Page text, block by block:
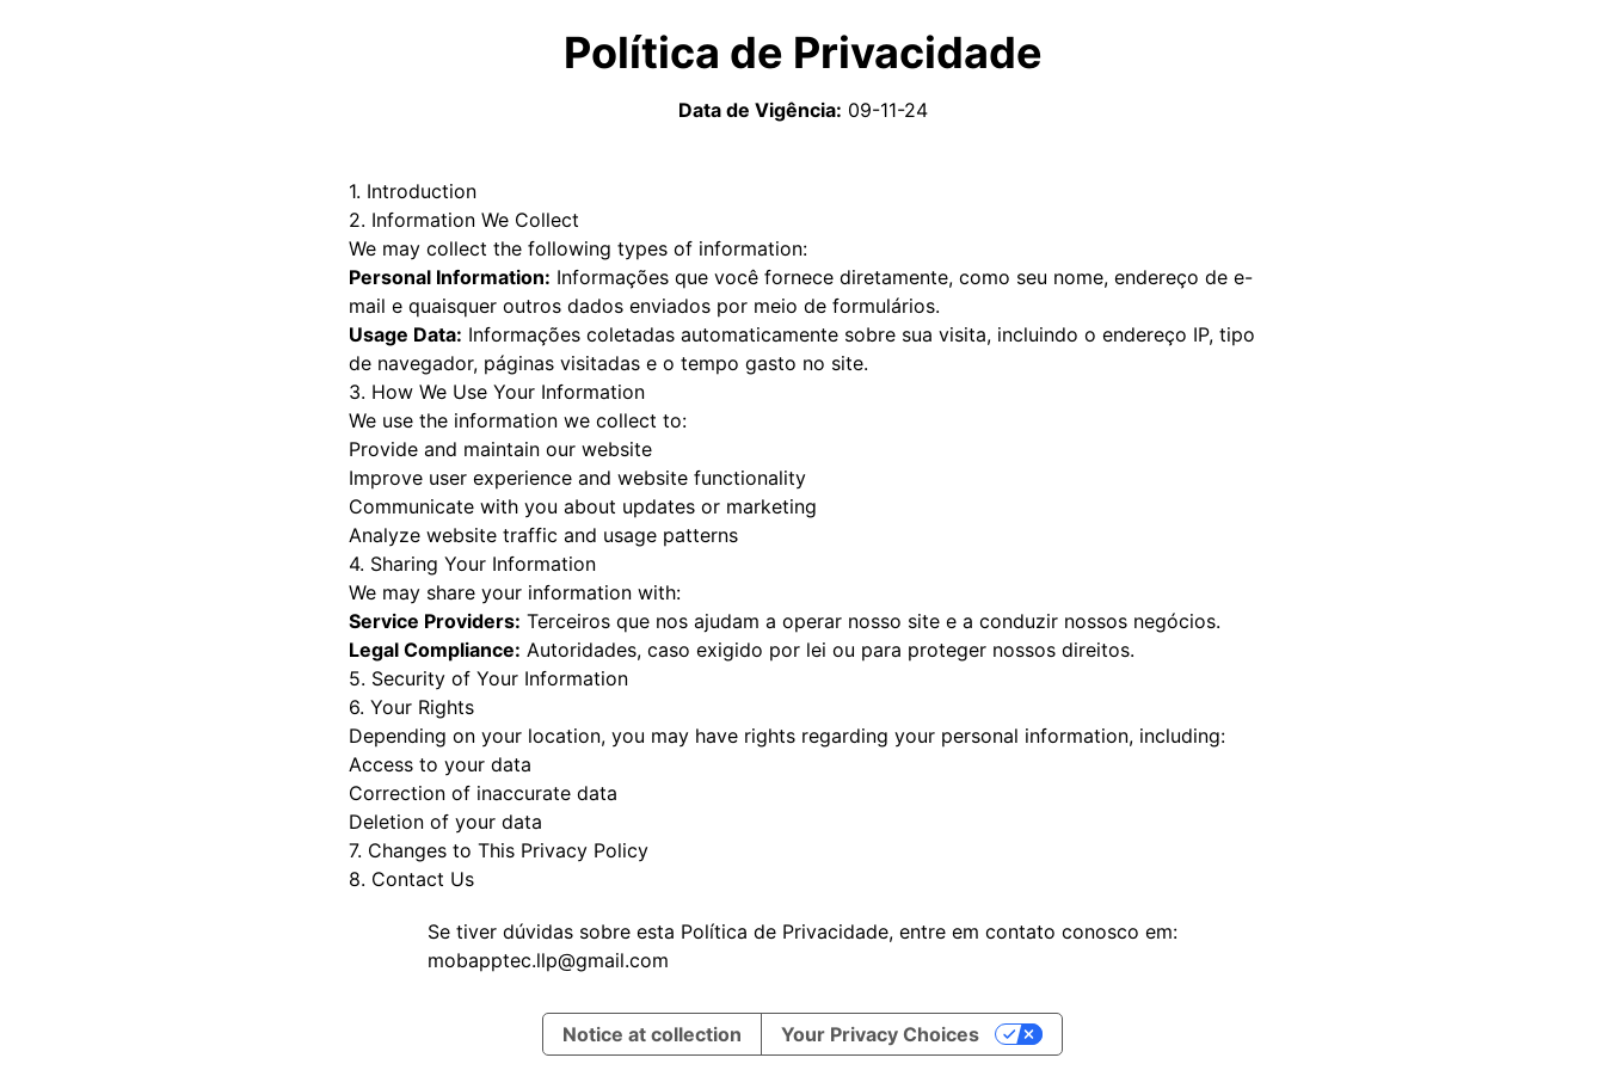
Política de Privacidade
Data de Vigência: 09-11-24
1. Introduction
2. Information We Collect
We may collect the following types of information:
Personal Information: Informações que você fornece diretamente, como seu nome, endereço de e-
mail e quaisquer outros dados enviados por meio de formulários.
Usage Data: Informações coletadas automaticamente sobre sua visita, incluindo o endereço IP, tipo
de navegador, páginas visitadas e o tempo gasto no site.
3. How We Use Your Information
We use the information we collect to:
Provide and maintain our website
Improve user experience and website functionality
Communicate with you about updates or marketing
Analyze website traffic and usage patterns
4. Sharing Your Information
We may share your information with:
Service Providers: Terceiros que nos ajudam a operar nosso site e a conduzir nossos negócios.
Legal Compliance: Autoridades, caso exigido por lei ou para proteger nossos direitos.
5. Security of Your Information
6. Your Rights
Depending on your location, you may have rights regarding your personal information, including:
Access to your data
Correction of inaccurate data
Deletion of your data
7. Changes to This Privacy Policy
8. Contact Us
Se tiver dúvidas sobre esta Política de Privacidade, entre em contato conosco em:
mobapptec.llp@gmail.com
Notice at collection Your Privacy Choices